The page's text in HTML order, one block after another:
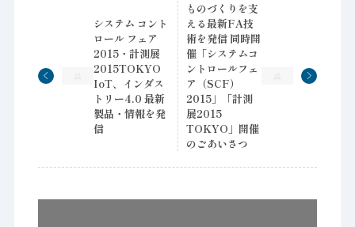
システム コント
ロール フェア
2015・計測展
2015TOKYO
IoT、インダス
トリー4.0 最新
製品・情報を発
信
ものづくりを支
える最新FA技
術を発信 同時開
催「システムコ
ントロールフェ
ア（SCF）
2015」「計測
展2015
TOKYO」開催
のごあいさつ